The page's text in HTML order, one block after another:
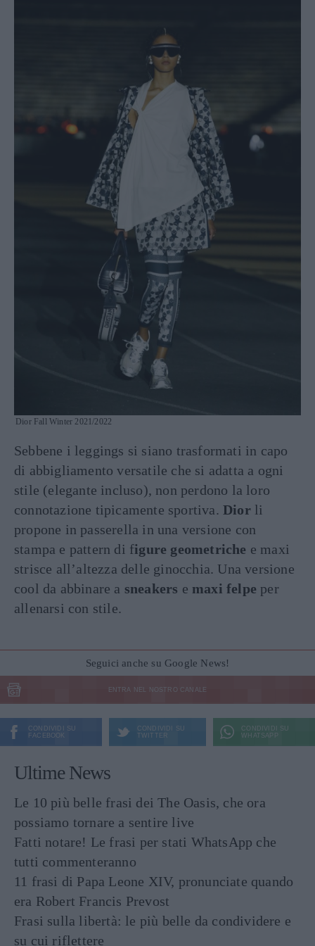
Dior Fall Winter 2021/2022
Sebbene i leggings si siano trasformati in capo
di abbigliamento versatile che si adatta a ogni
stile (elegante incluso), non perdono la loro
connotazione tipicamente sportiva. Diorli
propone in passerella in una versione con
stampa e pattern di figure geometriche e maxi
strisce all’altezza delle ginocchia. Una versione
cool da abbinare a sneakers e maxi felpe per
allenarsi con stile.
Seguici anche su Google News!
ENTRA NEL NOSTRO CANALE
CONDIVIDI SU
FACEBOOK
CONDIVIDI SU
TWITTER
CONDIVIDI SU
WHATSAPP
Ultime News
Le 10 più belle frasi dei The Oasis, che ora
possiamo tornare a sentire live
Fatti notare! Le frasi per stati WhatsApp che
tutti commenteranno
11 frasi di Papa Leone XIV, pronunciate quando
era Robert Francis Prevost
Frasi sulla libertà: le più belle da condividere e
su cui riflettere